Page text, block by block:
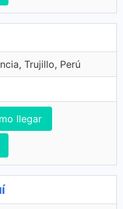
Trujillo, Perú
llegar